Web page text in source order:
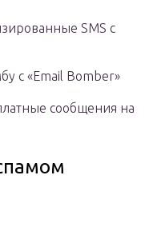
SMS с
с «Email Bomber»
сообщения на